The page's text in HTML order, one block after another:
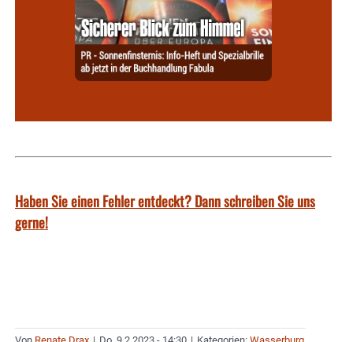
Haben Sie einen Fehler entdeckt? Dann schreiben Sie uns
gerne!